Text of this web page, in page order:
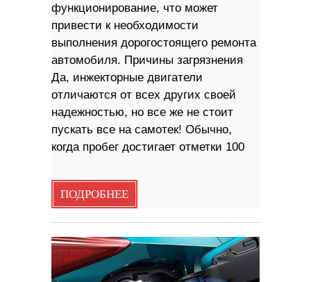
функционирование, что может
привести к необходимости
выполнения дорогостоящего ремонта
автомобиля. Причины загрязнения
Да, инжекторные двигатели
отличаются от всех других своей
надежностью, но все же не стоит
пускать все на самотек! Обычно,
когда пробег достигает отметки 100
ПОДРОБНЕЕ